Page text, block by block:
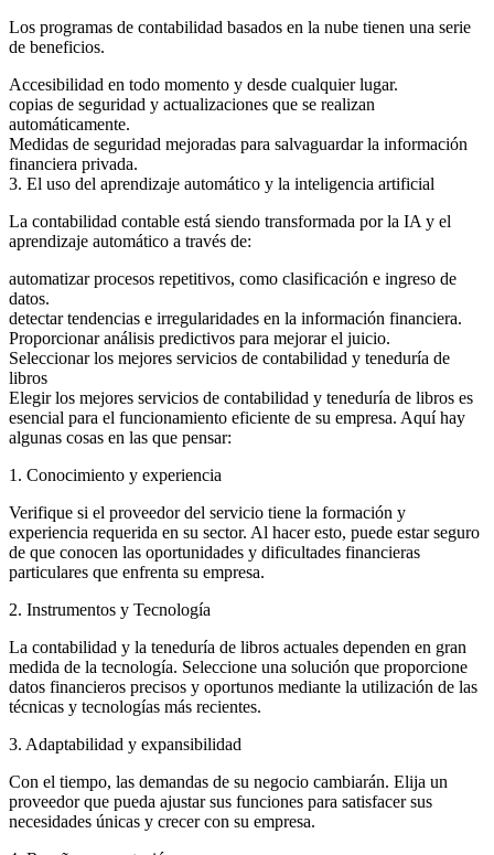
Los programas de contabilidad basados ​​en la nube tienen una serie
de beneficios.
Accesibilidad en todo momento y desde cualquier lugar.
copias de seguridad y actualizaciones que se realizan
automáticamente.
Medidas de seguridad mejoradas para salvaguardar la información
financiera privada.
3. El uso del aprendizaje automático y la inteligencia artificial
La contabilidad contable está siendo transformada por la IA y el
aprendizaje automático a través de:
automatizar procesos repetitivos, como clasificación e ingreso de
datos.
detectar tendencias e irregularidades en la información financiera.
Proporcionar análisis predictivos para mejorar el juicio.
Seleccionar los mejores servicios de contabilidad y teneduría de
libros
Elegir los mejores servicios de contabilidad y teneduría de libros es
esencial para el funcionamiento eficiente de su empresa. Aquí hay
algunas cosas en las que pensar:
1. Conocimiento y experiencia
Verifique si el proveedor del servicio tiene la formación y
experiencia requerida en su sector. Al hacer esto, puede estar seguro
de que conocen las oportunidades y dificultades financieras
particulares que enfrenta su empresa.
2. Instrumentos y Tecnología
La contabilidad y la teneduría de libros actuales dependen en gran
medida de la tecnología. Seleccione una solución que proporcione
datos financieros precisos y oportunos mediante la utilización de las
técnicas y tecnologías más recientes.
3. Adaptabilidad y expansibilidad
Con el tiempo, las demandas de su negocio cambiarán. Elija un
proveedor que pueda ajustar sus funciones para satisfacer sus
necesidades únicas y crecer con su empresa.